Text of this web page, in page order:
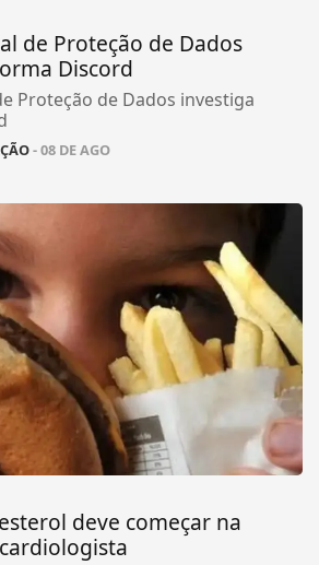
de Proteção de Dados
Discord
Proteção de Dados investiga
- 08 DE AGO
deve começar na